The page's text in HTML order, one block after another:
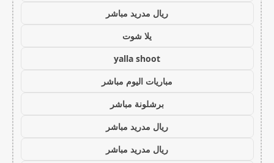
ريال مدريد مباشر
يلا شوت
yalla shoot
مباريات اليوم مباشر
برشلونة مباشر
ريال مدريد مباشر
ريال مدريد مباشر